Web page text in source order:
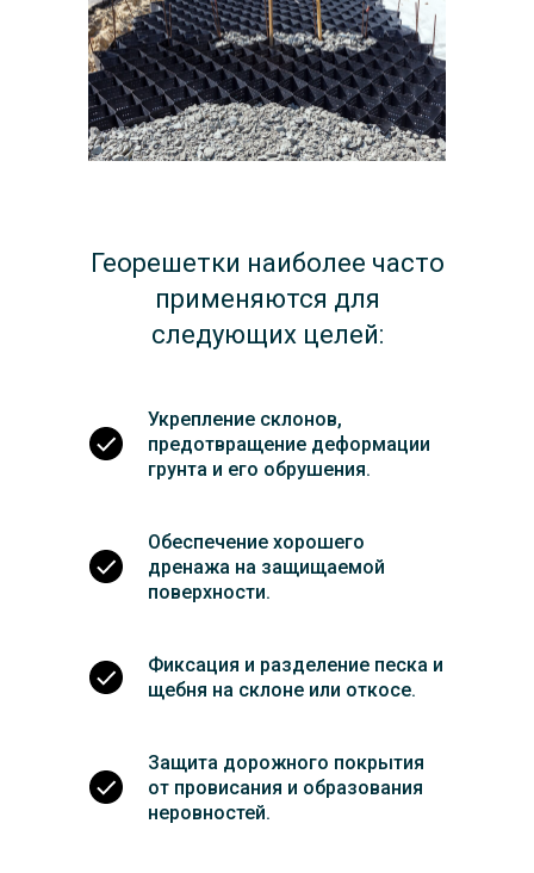
Георешетки наиболее часто
применяются для
следующих целей:
Укрепление склонов,
предотвращение деформации
грунта и его обрушения.
Обеспечение хорошего
дренажа на защищаемой
поверхности.
Фиксация и разделение песка и
щебня на склоне или откосе.
Защита дорожного покрытия
от провисания и образования
неровностей.